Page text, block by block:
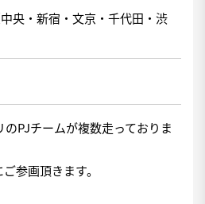
央・新宿・文京・千代田・渋
PJチームが複数走っておりま
参画頂きます。